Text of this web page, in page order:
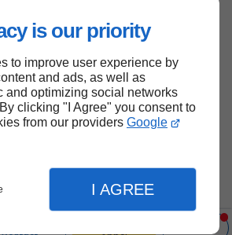
is our priority
to improve user experience by
and ads, as well as
and optimizing social networks
clicking "I Agree" you consent to
from our providers Google
I AGREE
Haut de page